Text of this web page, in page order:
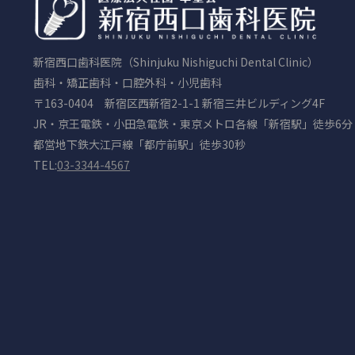
新宿西口歯科医院（Shinjuku Nishiguchi Dental Clinic）
歯科・矯正歯科・口腔外科・小児歯科
〒163-0404 新宿区西新宿2-1-1 新宿三井ビルディング4F
JR・京王電鉄・小田急電鉄・東京メトロ各線「新宿駅」徒歩6分
都営地下鉄大江戸線「都庁前駅」徒歩30秒
TEL:03-3344-4567